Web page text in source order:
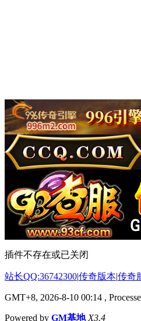
插件不存在或已关闭
站长QQ:36742300|传奇版本|传奇
GMT+8, 2026-8-10 00:14 ,
Powered by GM基地 X3.4